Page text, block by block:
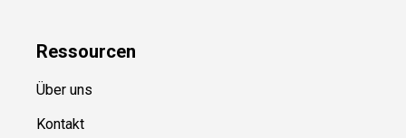
Ressourcen
Über uns
Kontakt